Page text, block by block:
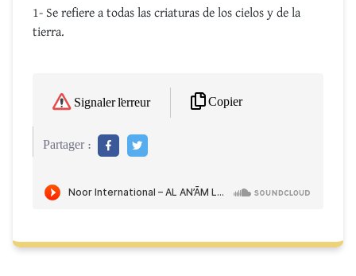
1- Se refiere a todas las criaturas de los cielos y de la
tierra.
Signaler l'erreur Copier
Partager :